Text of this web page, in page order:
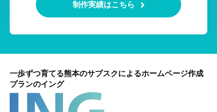
制作実績はこちら
一歩ずつ育てる熊本のサブスクによるホームページ作成
プランのイング